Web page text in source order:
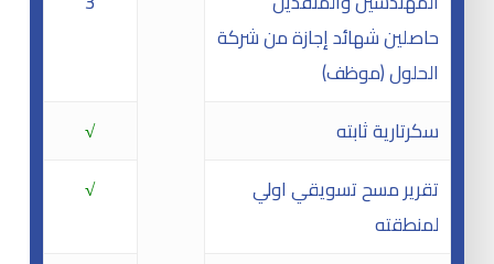
حاصلين شهائد إجازة من شركة
الحلول (موظف)
√
سكرتارية ثابته
√
تقرير مسح تسويقي اولي
لمنطقته